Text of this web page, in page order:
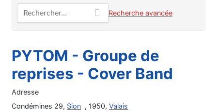
Recherche avancée
PYTOM - Groupe de
reprises - Cover Band
Adresse
Condémines 29, Sion , 1950,Valais